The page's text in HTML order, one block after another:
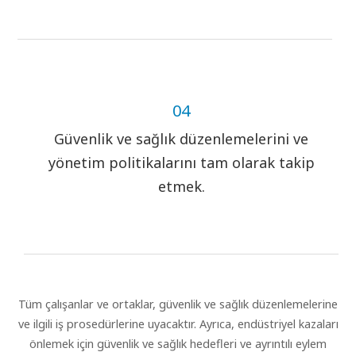
04
Güvenlik ve sağlık düzenlemelerini ve
yönetim politikalarını tam olarak takip
etmek.
Tüm çalışanlar ve ortaklar, güvenlik ve sağlık düzenlemelerine
ve ilgili iş prosedürlerine uyacaktır. Ayrıca, endüstriyel kazaları
önlemek için güvenlik ve sağlık hedefleri ve ayrıntılı eylem